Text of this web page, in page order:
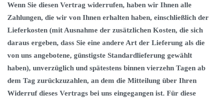
Wenn Sie diesen Vertrag widerrufen, haben wir Ihnen alle
Zahlungen, die wir von Ihnen erhalten haben, einschließlich der
Lieferkosten (mit Ausnahme der zusätzlichen Kosten, die sich
daraus ergeben, dass Sie eine andere Art der Lieferung als die
von uns angebotene, günstigste Standardlieferung gewählt
haben), unverzüglich und spätestens binnen vierzehn Tagen ab
dem Tag zurückzuzahlen, an dem die Mitteilung über Ihren
Widerruf dieses Vertrags bei uns eingegangen ist. Für diese